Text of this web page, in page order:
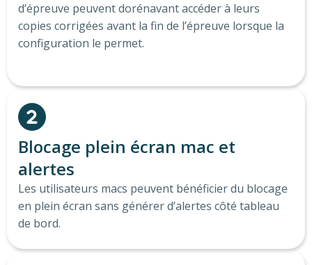
d’épreuve peuvent dorénavant accéder à leurs
copies corrigées avant la fin de l’épreuve lorsque la
configuration le permet.
Blocage plein écran mac et
alertes
Les utilisateurs macs peuvent bénéficier du blocage
en plein écran sans générer d’alertes côté tableau
de bord.